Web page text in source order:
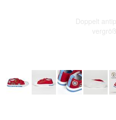
Doppelt